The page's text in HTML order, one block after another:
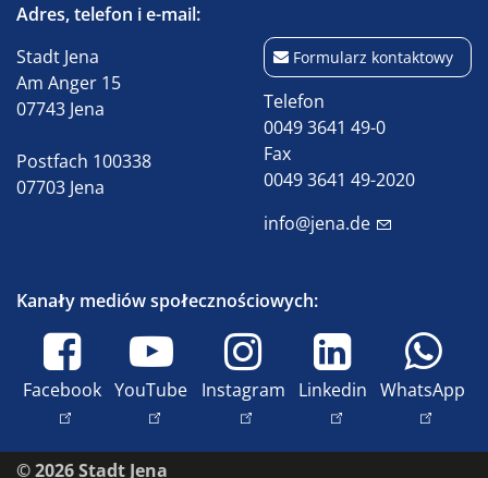
Adres, telefon i e-mail:
Stadt Jena
Am Anger 15
07743 Jena
Postfach 100338
07703 Jena
Formularz kontaktowy
Telefon
0049 3641 49-0
Fax
0049 3641 49-2020
info@jena.de
Kanały mediów społecznościowych:
Facebook YouTube Instagram Linkedin WhatsApp
© 2026 Stadt Jena